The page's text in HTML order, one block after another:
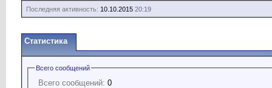
Последняя активность: 10.10.2015 20:19
Статистика
Всего сообщений
Всего сообщений: 0